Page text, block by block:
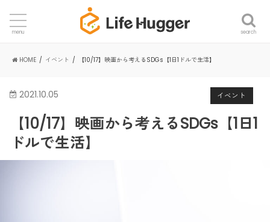
search
menu
HOME イベント 【10/17】映画から考えるSDGs【1日1ドルで生活】
イベント
2021.10.05
【10/17】映画から考えるSDGs【1日1
ドルで生活】